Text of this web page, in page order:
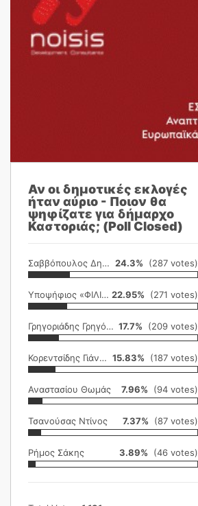
Αν οι δημοτικές εκλογές
ήταν αύριο - Ποιον θα
ψηφίζατε για δήμαρχο
Καστοριάς; (Poll Closed)
Σαββόπουλος Δημήτρης 24.3% (287 votes)
Υποψήφιος «ΦΙΛΙΚΗ ΕΤΑΙΡΕΙΑ» 22.95% (271 votes)
Γρηγοριάδης Γρηγόρης 17.7% (209 votes)
Κορεντσίδης Γιάννης 15.83% (187 votes)
Αναστασίου Θωμάς 7.96% (94 votes)
Τσανούσας Ντίνος 7.37% (87 votes)
Ρήμος Σάκης 3.89% (46 votes)